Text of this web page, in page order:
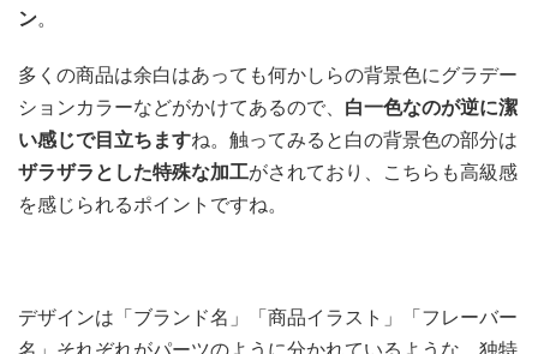
ン。
多くの商品は余白はあっても何かしらの背景色にグラデー
ションカラーなどがかけてあるので、 白一色なのが逆に潔
い感じで目立ちますね。触ってみると白の背景色の部分は
ザラザラとした特殊な加工がされており、こちらも高級感
を感じられるポイントですね。
デザインは「ブランド名」「商品イラスト」「フレーバー